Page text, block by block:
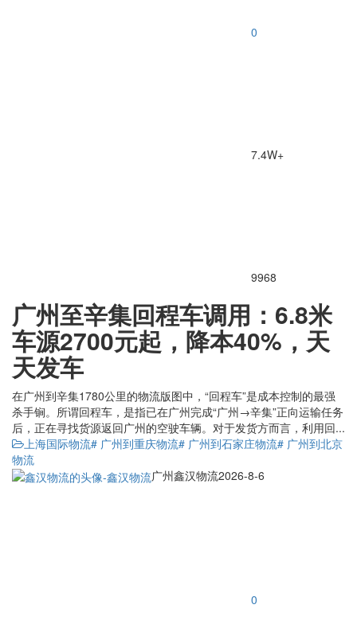
0
7.4W+
9968
广州至辛集回程车调用：6.8米
车源2700元起，降本40%，天
天发车
在广州到辛集1780公里的物流版图中，“回程车”是成本控制的最强
杀手锏。所谓回程车，是指已在广州完成“广州→辛集”正向运输任务
后，正在寻找货源返回广州的空驶车辆。对于发货方而言，利用回...
上海国际物流# 广州到重庆物流# 广州到石家庄物流# 广州到北京
物流
广州鑫汉物流2026-8-6
0